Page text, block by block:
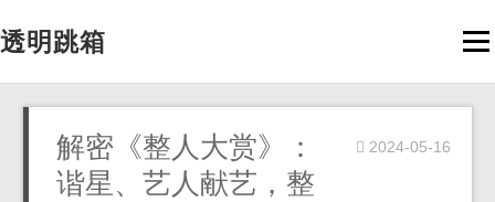
透明跳箱
解密《整人大赏》：
谐星、艺人献艺，整
2024-05-16